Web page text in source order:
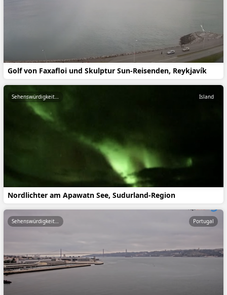
Golf von Faxafloi und Skulptur Sun-Reisenden, Reykjavík
Nordlichter am Apawatn See, Sudurland-Region
Sehenswürdigkeiten Island
Sehenswürdigkeiten Portugal